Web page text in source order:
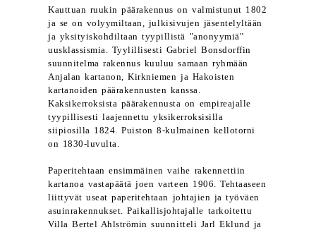
Kauttuan ruukin päärakennus on valmistunut 1802
ja se on volyymiltaan, julkisivujen jäsentelyltään
ja yksityiskohdiltaan tyypillistä "anonyymiä"
uusklassismia. Tyylillisesti Gabriel Bonsdorffin
suunnitelma rakennus kuuluu samaan ryhmään
Anjalan kartanon, Kirkniemen ja Hakoisten
kartanoiden päärakennusten kanssa.
Kaksikerroksista päärakennusta on empireajalle
tyypillisesti laajennettu yksikerroksisilla
siipiosilla 1824. Puiston 8-kulmainen kellotorni
on 1830-luvulta.
Paperitehtaan ensimmäinen vaihe rakennettiin
kartanoa vastapäätä joen varteen 1906. Tehtaaseen
liittyvät useat paperitehtaan johtajien ja työväen
asuinrakennukset. Paikallisjohtajalle tarkoitettu
Villa Bertel Ahlströmin suunnitteli Jarl Eklund ja